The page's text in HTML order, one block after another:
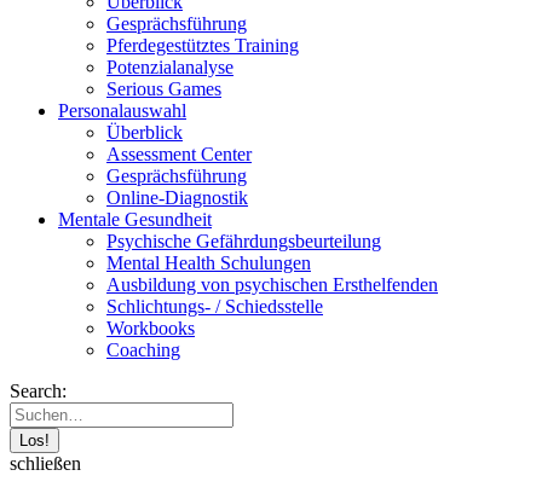
Gesprächsführung
Pferdegestütztes Training
Potenzialanalyse
Serious Games
Personalauswahl
Überblick
Assessment Center
Gesprächsführung
Online-Diagnostik
Mentale Gesundheit
Psychische Gefährdungs­beurteilung
Mental Health Schulungen
Ausbildung von psychischen Ersthelfenden
Schlichtungs- / Schiedsstelle
Workbooks
Coaching
Search:
schließen